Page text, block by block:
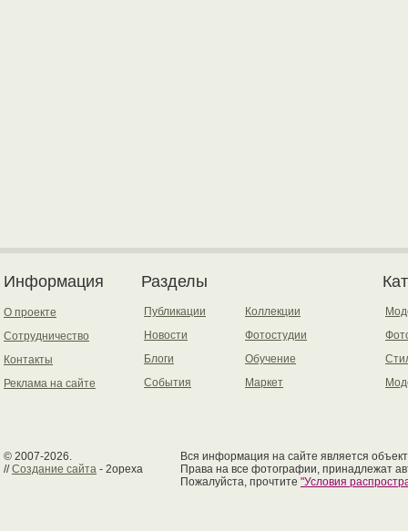
Информация
О проекте
Сотрудничество
Контакты
Реклама на сайте
Разделы
Публикации
Новости
Блоги
События
Коллекции
Фотостудии
Обучение
Маркет
© 2007-2026.
//Создание сайта - 2opexa
Вся информация на сайте является
Права на все фотографии, принадлежат
Пожалуйста, прочтите "Условия